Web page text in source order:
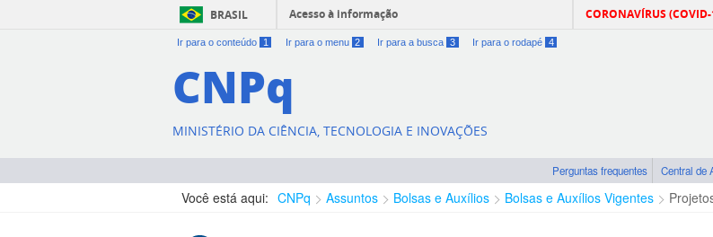
BRASIL Acesso à informação CORONAVÍRUS
Ir para o conteúdo 1 Ir para o menu 2 Ir para a busca 3 Ir para o rodapé 4
CNPq
MINISTÉRIO DA CIÊNCIA, TECNOLOGIA E INOVAÇÕES
Perguntas frequentes Central de
Você está aqui: CNPq Assuntos Bolsas e Auxílios Bolsas e Auxílios Vigentes